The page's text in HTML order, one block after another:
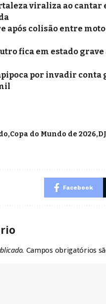
viraliza ao
após colisão entre
fica em estado grave
por invadir conta
Copa do Mundo de 2026
Facebook
Campos obrigatórios